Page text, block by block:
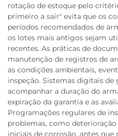
rotação de estoque pelo
primeiro a sair" evita que os
períodos recomendados de
os lotes mais antigos sejam
recentes. As práticas de
manutenção de registros de
as condições ambientais,
inspeção. Sistemas digitais
acompanhar a duração do
expiração da garantia e as
Programações regulares de
problemas, como
iniciais de corrosão, antes